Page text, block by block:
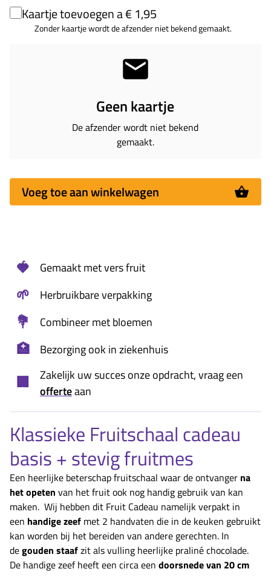
Kaartje toevoegen a € 1,95
Zonder kaartje wordt de afzender niet bekend gemaakt.
Geen kaartje
De afzender wordt niet bekend
gemaakt.
Voeg toe aan winkelwagen
🍓 Gemaakt met vers fruit
🌱 Herbruikbare verpakking
💐 Combineer met bloemen
🏥 Bezorging ook in ziekenhuis
🏢
Zakelijk uw succes onze opdracht, vraag een
offerteaan
Klassieke Fruitschaal cadeau
basis + stevig fruitmes
Een heerlijke beterschap fruitschaal waar de ontvanger na
het opeten van het fruit ook nog handig gebruik van kan
maken. Wij hebben dit Fruit Cadeau namelijk verpakt in
een handige zeef met 2 handvaten die in de keuken gebruikt
kan worden bij het bereiden van andere gerechten. In
degouden staafzit als vulling heerlijke praliné chocolade.
De handige zeef heeft een circa een doorsnede van 20 cm